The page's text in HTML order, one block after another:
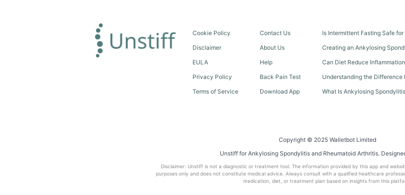
Cookie Policy
Disclaimer
EULA
Privacy Policy
Terms of Service
Contact Us
About Us
Help
Back Pain Test
Download App
Is Intermittent Fasting Safe
Creating an Ankylosing
Can Diet Reduce
Understanding the
What Is Ankylosing
Copyright © 2025 Walletbot Limited
Unstiff for Ankylosing Spondylitis and Rheumatoid Arthritis.
Disclaimer: Unstiff is not a diagnostic or treatment tool. The information provided by this app and
purposes only and does not constitute medical advice. Always consult with a qualified healthcare
medication, diet, or treatment plan based on insights from this